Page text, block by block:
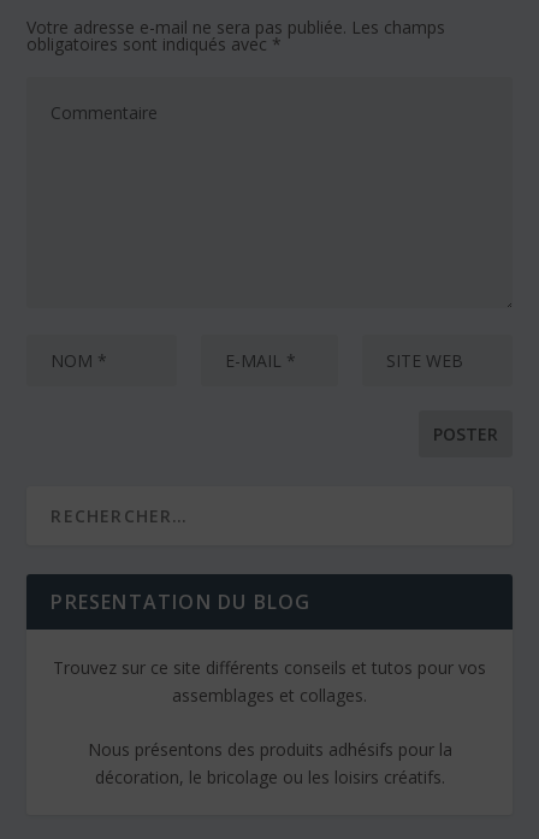
Votre adresse e-mail ne sera pas publiée. Les champs
obligatoires sont indiqués avec *
PRESENTATION DU BLOG
Trouvez sur ce site différents conseils et tutos pour vos
assemblages et collages.
Nous présentons des produits adhésifs pour la
décoration, le bricolage ou les loisirs créatifs.